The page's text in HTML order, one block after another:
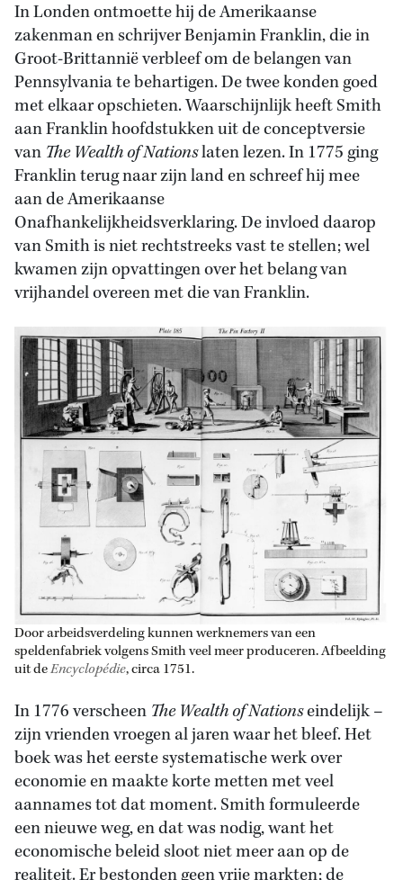
In Londen ontmoette hij de Amerikaanse
zakenman en schrijver Benjamin Franklin, die in
Groot-Brittannië verbleef om de belangen van
Pennsylvania te behartigen. De twee konden goed
met elkaar opschieten. Waarschijnlijk heeft Smith
aan Franklin hoofdstukken uit de conceptversie
van The Wealth of Nationslaten lezen. In 1775 ging
Franklin terug naar zijn land en schreef hij mee
aan de Amerikaanse
Onafhankelijkheidsverklaring. De invloed daarop
van Smith is niet rechtstreeks vast te stellen; wel
kwamen zijn opvattingen over het belang van
vrijhandel overeen met die van Franklin.
Door arbeidsverdeling kunnen werknemers van een
speldenfabriek volgens Smith veel meer produceren. Afbeelding
uit deEncyclopédie, circa 1751.
In 1776 verscheen The Wealth of Nationseindelijk –
zijn vrienden vroegen al jaren waar het bleef. Het
boek was het eerste systematische werk over
economie en maakte korte metten met veel
aannames tot dat moment. Smith formuleerde
een nieuwe weg, en dat was nodig, want het
economische beleid sloot niet meer aan op de